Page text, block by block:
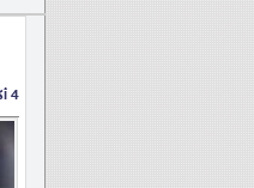
4 أكتوبر 2025